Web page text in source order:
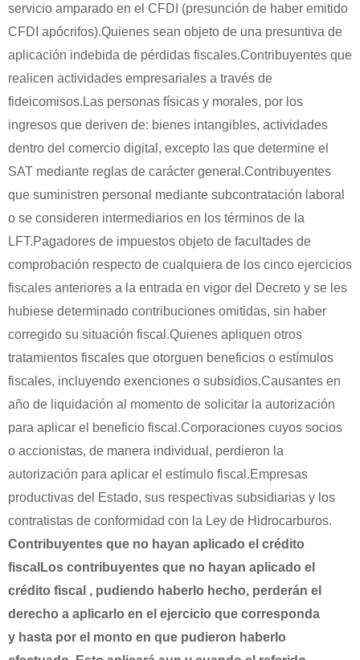
servicio amparado en el CFDI (presunción de haber emitido
CFDI apócrifos).Quienes sean objeto de una presuntiva de
aplicación indebida de pérdidas fiscales.Contribuyentes que
realicen actividades empresariales a través de
fideicomisos.Las personas físicas y morales, por los
ingresos que deriven de: bienes intangibles, actividades
dentro del comercio digital, excepto las que determine el
SAT mediante reglas de carácter general.Contribuyentes
que suministren personal mediante subcontratación laboral
o se consideren intermediarios en los términos de la
LFT.Pagadores de impuestos objeto de facultades de
comprobación respecto de cualquiera de los cinco ejercicios
fiscales anteriores a la entrada en vigor del Decreto y se les
hubiese determinado contribuciones omitidas, sin haber
corregido su situación fiscal.Quienes apliquen otros
tratamientos fiscales que otorguen beneficios o estímulos
fiscales, incluyendo exenciones o subsidios.Causantes en
año de liquidación al momento de solicitar la autorización
para aplicar el beneficio fiscal.Corporaciones cuyos socios
o accionistas, de manera individual, perdieron la
autorización para aplicar el estímulo fiscal.Empresas
productivas del Estado, sus respectivas subsidiarias y los
contratistas de conformidad con la Ley de Hidrocarburos.
Contribuyentes que no hayan aplicado el crédito
fiscal Los contribuyentes que no hayan aplicado el
crédito fiscal , pudiendo haberlo hecho, perderán el
derecho a aplicarlo en el ejercicio que corresponda
y hasta por el monto en que pudieron haberlo